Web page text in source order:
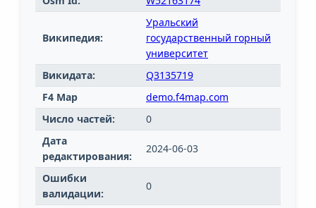
Википедия:
Уральский
государственный горный
университет
Викидата:
Q3135719
F4 Map
demo.f4map.com
Число частей:
0
Дата
редактирования:
2024-06-03
Ошибки
валидации:
0